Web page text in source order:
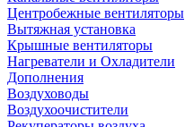
Центробежные вентиляторы
Вытяжная установка
Крышные вентиляторы
Нагреватели и Охладители
Дополнения
Воздуховоды
Воздухоочистители